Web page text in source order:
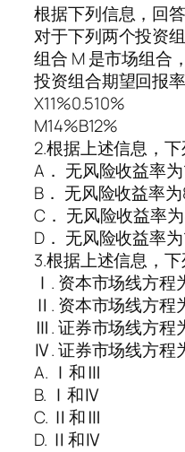
根据下列信息，回答
对于下列两个投资
组合 M 是市场组合
投资组合期望回报
X11%0.510%
M14%B12%
2.根据上述信息，下
A． 无风险收益率
B． 无风险收益率
C． 无风险收益率
D． 无风险收益率
3.根据上述信息，下
Ⅰ. 资本市场线方程
Ⅱ. 资本市场线方程
Ⅲ. 证券市场线方程
Ⅳ. 证券市场线方程
A. Ⅰ和Ⅲ
B. Ⅰ和Ⅳ
C. Ⅱ和Ⅲ
D. Ⅱ和Ⅳ